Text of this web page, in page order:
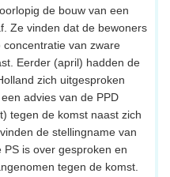
de bouw van een
Ze vinden dat de bewoners
van zware
Eerder (april) hadden de
zich uitgesproken
advies van de PPD
tegen de komst naast zich
de stellingname van
is over gesproken en
tegen de komst.